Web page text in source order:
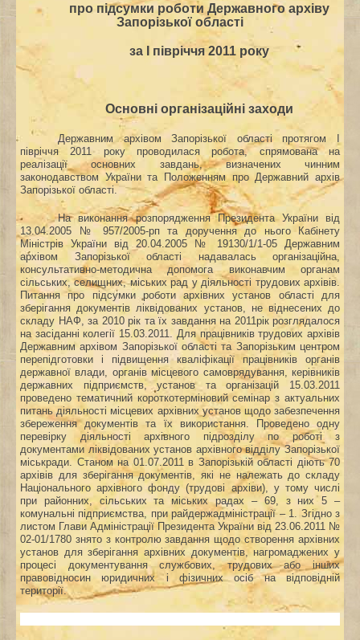
про підсумки роботи Державного архіву
Запорізької області
за І півріччя 2011 року
Основні організаційні заходи
Державним архівом Запорізької області протягом І
півріччя 2011 року проводилася робота, спрямована на
реалізації основних завдань, визначених чинним
законодавством України та Положенням про Державний архів
Запорізької області.
На виконання розпорядження Президента України від
13.04.2005
№ 957/2005-рп та доручення до нього Кабінету
Міністрів України від 20.04.2005 № 19130/1/1-05 Державним
архівом Запорізької області надавалась організаційна,
консультативно-методична допомога виконавчим органам
сільських, селищних, міських рад у діяльності трудових архівів.
Питання про підсумки роботи архівних установ області для
зберігання документів ліквідованих установ, не віднесених до
складу НАФ, за 2010 рік та їх завдання на 2011рік розглядалося
на засіданні колегії 15.03.2011. Для працівників трудових архівів
Державним архівом Запорізької області та Запорізьким центром
перепідготовки і підвищення кваліфікації працівників органів
державної влади, органів місцевого самоврядування, керівників
державних підприємств, установ та організацій 15.03.2011
проведено тематичний короткотерміновий семінар з актуальних
питань діяльності місцевих архівних установ щодо забезпечення
збереження документів та їх використання. Проведено одну
перевірку діяльності архівного підрозділу по роботі з
документами ліквідованих установ архівного відділу Запорізької
міськради. Станом на 01.07.2011 в Запорізькій області діють 70
архівів для зберігання документів, які не належать до складу
Національного архівного фонду (трудові архіви), у тому числі
при районних, сільських та міських радах – 69, з них 5 –
комунальні підприємства, при райдержадміністрації – 1. Згідно з
листом Глави Адміністрації Президента України від 23.06.2011 №
02-01/1780 знято з контролю завдання щодо створення архівних
установ для зберігання архівних документів, нагромаджених у
процесі документування службових, трудових або інших
правовідносин юридичних і фізичних осіб на відповідній
території.